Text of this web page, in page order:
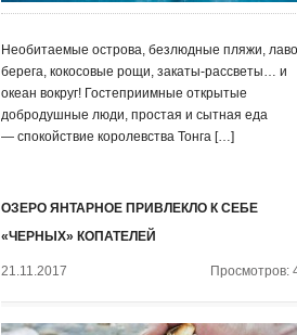
Необитаемые острова, безлюдные пляжи,
берега, кокосовые рощи, закаты-рассветы… и
океан вокруг! Гостеприимные открытые
добродушные люди, простая и сытная еда
— спокойствие королевства Тонга […]
ОЗЕРО ЯНТАРНОЕ ПРИВЛЕКЛО К СЕБЕ
«ЧЕРНЫХ» КОПАТЕЛЕЙ
21.11.2017 Просмотров: